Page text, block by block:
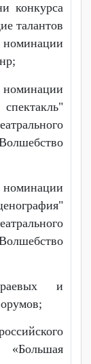
Денисовна,
системы
–
веб и
Участница
«Лица»,
конкурса
номинации